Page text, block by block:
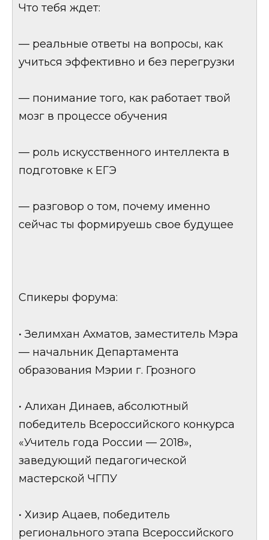
Что тебя ждет:
— реальные ответы на вопросы, как
учиться эффективно и без перегрузки
— понимание того, как работает твой
мозг в процессе обучения
— роль искусственного интеллекта в
подготовке к ЕГЭ
— разговор о том, почему именно
сейчас ты формируешь свое будущее
Спикеры форума:
• Зелимхан Ахматов, заместитель Мэра
— начальник Департамента
образования Мэрии г. Грозного
• Алихан Динаев, абсолютный
победитель Всероссийского конкурса
«Учитель года России — 2018»,
заведующий педагогической
мастерской ЧГПУ
• Хизир Ацаев, победитель
регионального этапа Всероссийского